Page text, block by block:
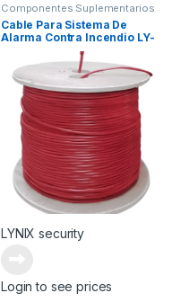
Componentes Suplementarios
Cable Para Sistema De
Alarma Contra Incendio LY-
LYNIX security
Login to see prices